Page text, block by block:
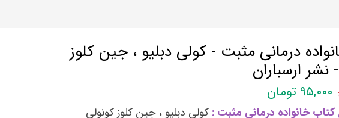
فردی
موفقیت
و ازدواج
انتشارات ارسباران
انتشارات دوران
انتشارات روان
درمانی مثبت - کولی دبلیو ، جین کلوز
نشر ارسباران
۹۵,۰۰۰ تومان
خانواده درمانی مثبت : کولی دبلیو ، جین کلوز کونولی